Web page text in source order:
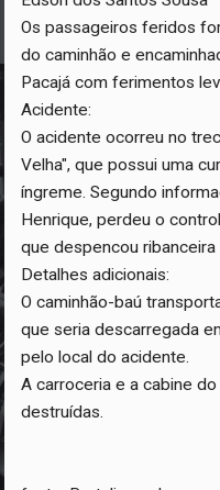
Os passageiros feridos
do caminhão e
Pacajá com ferimentos
Acidente:
O acidente ocorreu no
Velha", que possui uma
íngreme. Segundo
Henrique, perdeu o
que despencou
Detalhes adicionais:
O caminhão-baú
que seria descarregada
pelo local do acidente.
A carroceria e a cabine
destruídas.